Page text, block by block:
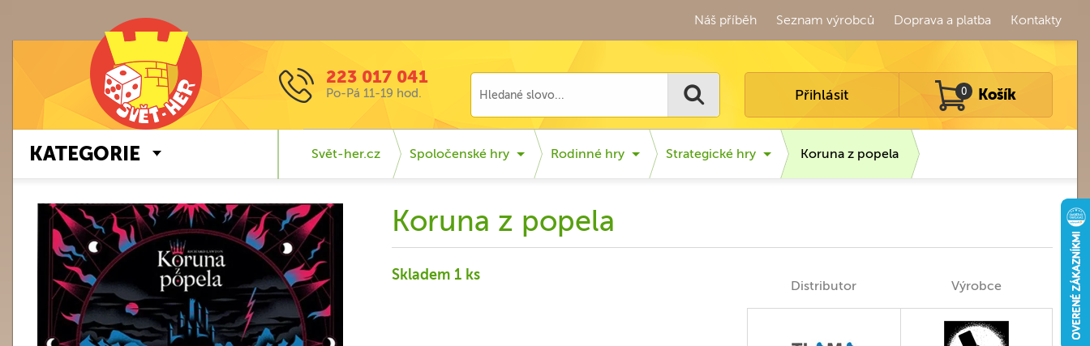
Náš příběh Seznam výrobců Doprava a platba Kontakty
223 017 041
Po-Pá 11-19 hod. Přihlásit 0 Košík
KATEGORIE Svět-her.cz Spoločenské hry Rodinné hry Strategické hry Koruna z popela
Koruna z popela
Skladem 1 ks
Distributor Výrobce